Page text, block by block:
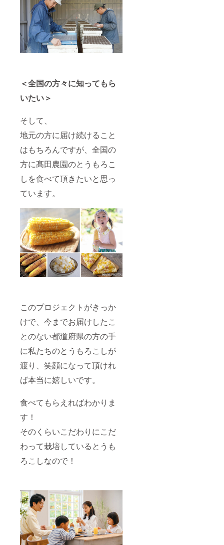
＜全国の方々に知ってもら
いたい＞
そして、
地元の方に届け続けること
はもちろんですが、全国の
方に髙田農園のとうもろこ
しを食べて頂きたいと思っ
ています。
このプロジェクトがきっか
けで、今までお届けしたこ
とのない都道府県の方の手
に私たちのとうもろこしが
渡り、笑顔になって頂けれ
ば本当に嬉しいです。
食べてもらえればわかりま
す！
そのくらいこだわりにこだ
わって栽培しているとうも
ろこしなので！